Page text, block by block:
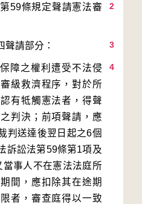
2
59條規定聲請憲法審
3
4
障之權利遭受不法侵
級救濟程序，對於所
有牴觸憲法者，得聲
判決；前項聲請，應
判送達後翌日起之6個
訴訟法第59條第1項及
事人不在憲法法庭所
間，應扣除其在途期
者，審查庭得以一致